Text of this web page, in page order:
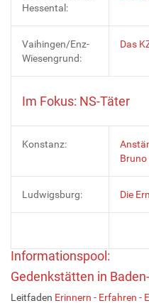
Hessental:
Vaihingen/Enz-
Wiesengrund:
Das
Im Fokus: NS-Täter
Konstanz:
Bruno
Ludwigsburg: Die
Informationspool:
Gedenkstätten in
Leitfaden Erinnern - Erfahren -